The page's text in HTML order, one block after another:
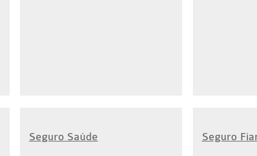
Seguro Saúde Seguro